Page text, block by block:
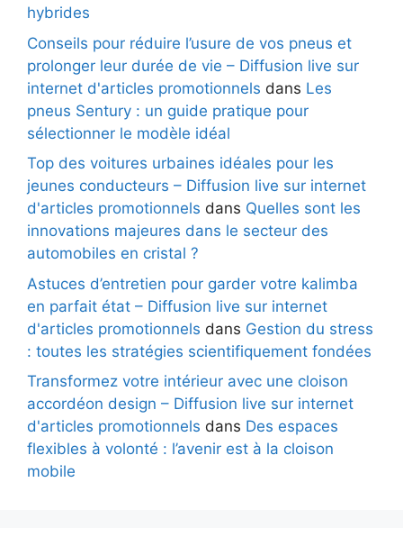
hybrides
Conseils pour réduire l’usure de vos pneus et
prolonger leur durée de vie – Diffusion live sur
internet d'articles promotionnels dans Les
pneus Sentury : un guide pratique pour
sélectionner le modèle idéal
Top des voitures urbaines idéales pour les
jeunes conducteurs – Diffusion live sur internet
d'articles promotionnels dans Quelles sont les
innovations majeures dans le secteur des
automobiles en cristal ?
Astuces d’entretien pour garder votre kalimba
en parfait état – Diffusion live sur internet
d'articles promotionnels dans Gestion du stress
: toutes les stratégies scientifiquement fondées
Transformez votre intérieur avec une cloison
accordéon design – Diffusion live sur internet
d'articles promotionnels dans Des espaces
flexibles à volonté : l’avenir est à la cloison
mobile